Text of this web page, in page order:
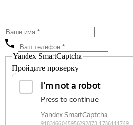
Yandex SmartCaptcha
Пройдите проверку